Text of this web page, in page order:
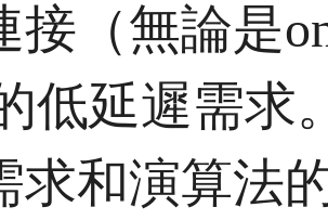
接（無論是
低延遲需求
求和演算法